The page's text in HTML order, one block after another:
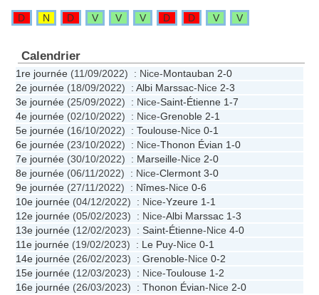
D N D V V V D D V V
Calendrier
1re journée (11/09/2022) : Nice-Montauban 2-0
2e journée (18/09/2022) : Albi Marssac-Nice 2-3
3e journée (25/09/2022) : Nice-Saint-Étienne 1-7
4e journée (02/10/2022) : Nice-Grenoble 2-1
5e journée (16/10/2022) : Toulouse-Nice 0-1
6e journée (23/10/2022) : Nice-Thonon Évian 1-0
7e journée (30/10/2022) : Marseille-Nice 2-0
8e journée (06/11/2022) : Nice-Clermont 3-0
9e journée (27/11/2022) : Nîmes-Nice 0-6
10e journée (04/12/2022) : Nice-Yzeure 1-1
12e journée (05/02/2023) : Nice-Albi Marssac 1-3
13e journée (12/02/2023) : Saint-Étienne-Nice 4-0
11e journée (19/02/2023) : Le Puy-Nice 0-1
14e journée (26/02/2023) : Grenoble-Nice 0-2
15e journée (12/03/2023) : Nice-Toulouse 1-2
16e journée (26/03/2023) : Thonon Évian-Nice 2-0